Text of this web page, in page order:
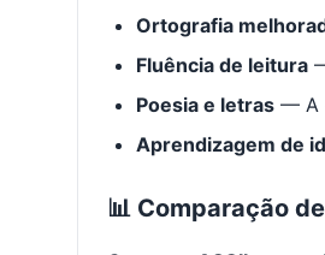
Ortografia
Fluência de leitura
Poesia e letras — A
Aprendizagem de
📊 Comparação